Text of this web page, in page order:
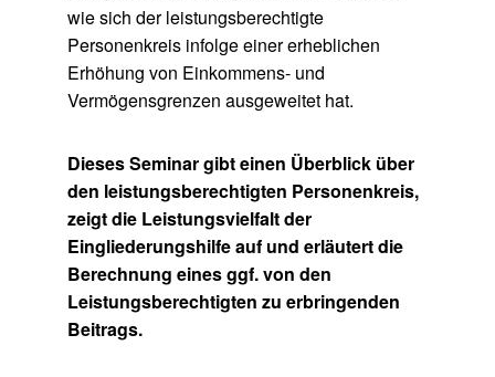
wie sich der leistungsberechtigte
Personenkreis infolge einer erheblichen
Erhöhung von Einkommens- und
Vermögensgrenzen ausgeweitet hat.
Dieses Seminar gibt einen Überblick über
den leistungsberechtigten Personenkreis,
zeigt die Leistungsvielfalt der
Eingliederungshilfe auf und erläutert die
Berechnung eines ggf. von den
Leistungsberechtigten zu erbringenden
Beitrags.